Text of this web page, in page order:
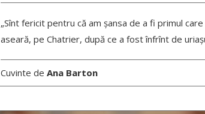
„Sînt fericit pentru că am șansa de a fi primul
aseară, pe Chatrier, după ce a fost înfrînt de
Cuvinte de Ana Barton